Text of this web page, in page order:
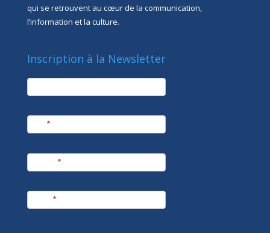
qui se retrouvent au cœur de la communication,
l’information et la culture.
Inscription à la Newsletter
newsletter
*
*
*